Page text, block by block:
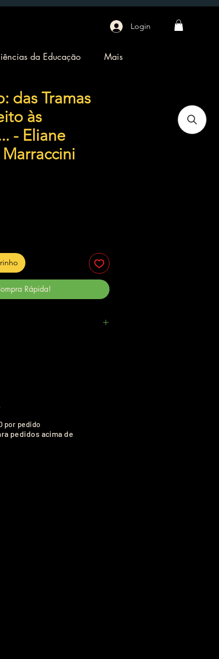
Login
da Educação Mais
das Tramas
às
- Eliane
Rápida!
por pedido
pedidos acima de